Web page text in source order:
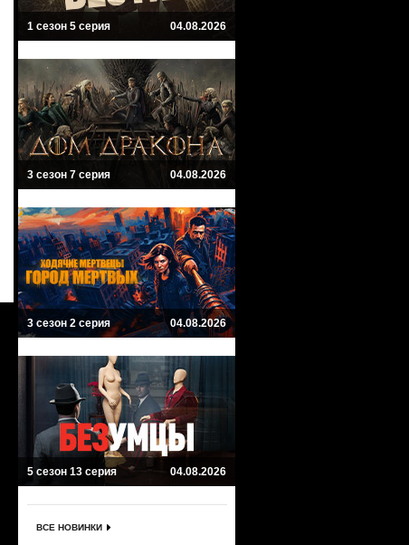
1 сезон 5 серия 04.08.2026
3 сезон 7 серия 04.08.2026
3 сезон 2 серия 04.08.2026
5 сезон 13 серия 04.08.2026
ВСЕ НОВИНКИ